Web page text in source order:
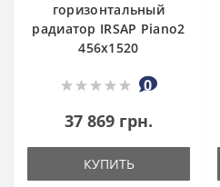
горизонтальный
радиатор IRSAP Piano2
456х1520
0
37 869 грн.
КУПИТЬ